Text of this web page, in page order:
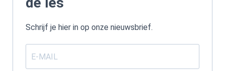
Schrijf je hier in op onze nieuwsbrief.